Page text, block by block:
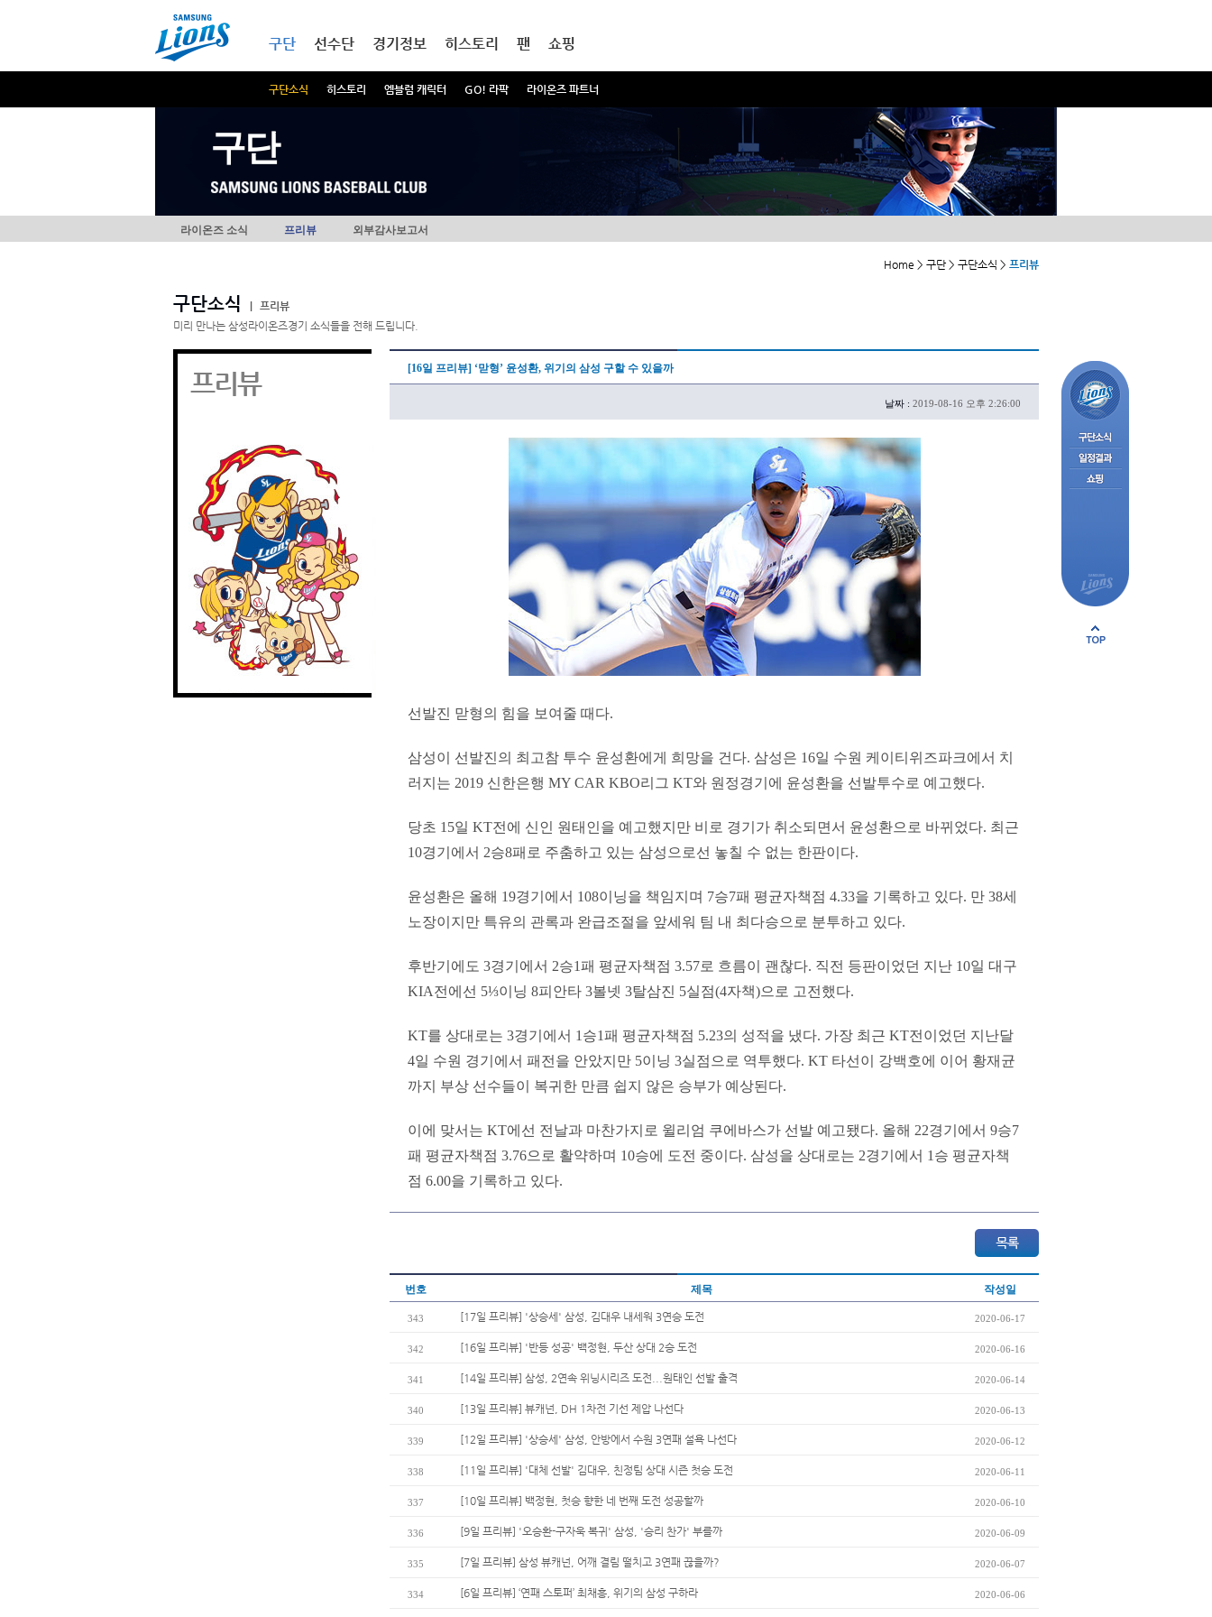
구단
구단소식 히스토리 엠블럼 캐릭터 GO! 라팍 라이온즈 파트너
선수단 경기정보 히스토리 팬 쇼핑
구단
라이온즈 소식 프리뷰 외부감사보고서
Home > 구단 > 구단소식 > 프리뷰
구단소식
프리뷰
미리 만나는 삼성라이온즈경기 소식들을 전해 드립니다.
프리뷰 [16일 프리뷰] ‘맏형’ 윤성환, 위기의 삼성 구할 수 있을까
날짜 : 2019-08-16 오후 2:26:00
선발진 맏형의 힘을 보여줄 때다.
삼성이 선발진의 최고참 투수 윤성환에게 희망을 건다. 삼성은 16일 수원 케이티위즈파크에서 치
러지는 2019 신한은행 MY CAR KBO리그 KT와 원정경기에 윤성환을 선발투수로 예고했다.
당초 15일 KT전에 신인 원태인을 예고했지만 비로 경기가 취소되면서 윤성환으로 바뀌었다. 최근
10경기에서 2승8패로 주춤하고 있는 삼성으로선 놓칠 수 없는 한판이다.
윤성환은 올해 19경기에서 108이닝을 책임지며 7승7패 평균자책점 4.33을 기록하고 있다. 만 38세
노장이지만 특유의 관록과 완급조절을 앞세워 팀 내 최다승으로 분투하고 있다.
후반기에도 3경기에서 2승1패 평균자책점 3.57로 흐름이 괜찮다. 직전 등판이었던 지난 10일 대구
KIA전에선 5⅓이닝 8피안타 3볼넷 3탈삼진 5실점(4자책)으로 고전했다.
KT를 상대로는 3경기에서 1승1패 평균자책점 5.23의 성적을 냈다. 가장 최근 KT전이었던 지난달
4일 수원 경기에서 패전을 안았지만 5이닝 3실점으로 역투했다. KT 타선이 강백호에 이어 황재균
까지 부상 선수들이 복귀한 만큼 쉽지 않은 승부가 예상된다.
이에 맞서는 KT에선 전날과 마찬가지로 윌리엄 쿠에바스가 선발 예고됐다. 올해 22경기에서 9승7
패 평균자책점 3.76으로 활약하며 10승에 도전 중이다. 삼성을 상대로는 2경기에서 1승 평균자책
점 6.00을 기록하고 있다.
번호 제목 작성일
343 [17일 프리뷰] '상승세' 삼성, 김대우 내세워 3연승 도전 2020-06-17
342 [16일 프리뷰] '반등 성공' 백정현, 두산 상대 2승 도전 2020-06-16
341 [14일 프리뷰] 삼성, 2연속 위닝시리즈 도전...원태인 선발 출격 2020-06-14
340 [13일 프리뷰] 뷰캐넌, DH 1차전 기선 제압 나선다 2020-06-13
339 [12일 프리뷰] '상승세' 삼성, 안방에서 수원 3연패 설욕 나선다 2020-06-12
338 [11일 프리뷰] '대체 선발' 김대우, 친정팀 상대 시즌 첫승 도전 2020-06-11
337 [10일 프리뷰] 백정현, 첫승 향한 네 번째 도전 성공할까 2020-06-10
336 [9일 프리뷰] '오승환-구자욱 복귀' 삼성, '승리 찬가' 부를까 2020-06-09
335 [7일 프리뷰] 삼성 뷰캐넌, 어깨 결림 떨치고 3연패 끊을까? 2020-06-07
334 [6일 프리뷰] ‘연패 스토퍼’ 최채흥, 위기의 삼성 구하라 2020-06-06